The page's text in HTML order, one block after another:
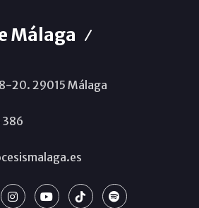
Málaga
20. 29015 Málaga